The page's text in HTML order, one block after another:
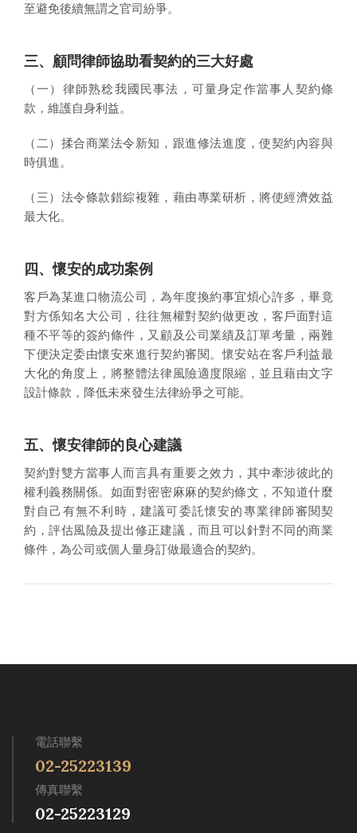
至避免後續無謂之官司紛爭。
三、顧問律師協助看契約的三大好處
（一）律師熟稔我國民事法，可量身定作當事人契約條
款，維護自身利益。
（二）揉合商業法令新知，跟進修法進度，使契約內容與
時俱進。
（三）法令條款錯綜複雜，藉由專業研析，將使經濟效益
最大化。
四、懷安的成功案例
客戶為某進口物流公司，為年度換約事宜煩心許多，畢竟
對方係知名大公司，往往無權對契約做更改，客戶面對這
種不平等的簽約條件，又顧及公司業績及訂單考量，兩難
下便決定委由懷安來進行契約審閱。懷安站在客戶利益最
大化的角度上，將整體法律風險適度限縮，並且藉由文字
設計條款，降低未來發生法律紛爭之可能。
五、懷安律師的良心建議
契約對雙方當事人而言具有重要之效力，其中牽涉彼此的
權利義務關係。如面對密密麻麻的契約條文，不知道什麼
對自己有無不利時，建議可委託懷安的專業律師審閱契
約，評估風險及提出修正建議，而且可以針對不同的商業
條件，為公司或個人量身訂做最適合的契約。
電話聯繫
02-25223139
傳真聯繫
02-25223129